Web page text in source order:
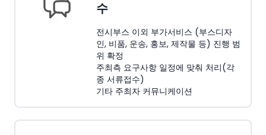
수
전시부스 이외 부가서비스 (부스디자
인, 비품, 운송, 홍보, 제작물 등) 진행 범
위 확정
주최측 요구사항 일정에 맞춰 처리(각
종 서류접수)
기타 주최자 커뮤니케이션